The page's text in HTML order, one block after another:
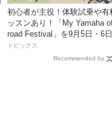
初心者が主役！体験試乗や有
ッスンあり！「My Yamaha
road Festival」を9月5日・6日
ンタケエクスプローラーパー
トピックス
Recommended by